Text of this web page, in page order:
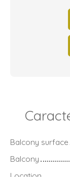
Balcony surface
Balcony